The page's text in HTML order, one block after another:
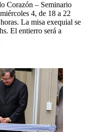
Corazón – Seminario
4, de 18 a 22
La misa exequial se
El entierro será a